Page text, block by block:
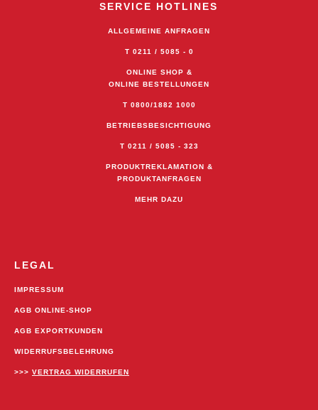
SERVICE HOTLINES
ALLGEMEINE ANFRAGEN
T 0211 / 5085 - 0
ONLINE SHOP &
ONLINE BESTELLUNGEN
T 0800/1882 1000
BETRIEBSBESICHTIGUNG
T 0211 / 5085 - 323
PRODUKTREKLAMATION &
PRODUKTANFRAGEN
MEHR DAZU
LEGAL
IMPRESSUM
AGB ONLINE-SHOP
AGB EXPORTKUNDEN
WIDERRUFSBELEHRUNG
>>> VERTRAG WIDERRUFEN